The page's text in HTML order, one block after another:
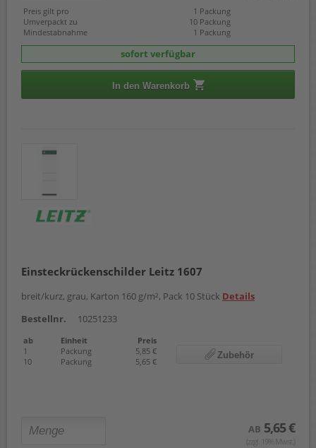
Preis gilt pro
1 Packung
Umverpackt zu
10 Packung
Mindestabnahme
1 Packung
sofort verfügbar
In den Warenkorb
Einsteckrückenschilder Leitz 1607
breit/kurz, grau, Karton 160 g/m², Pack 10 Stück Details
Bestellnr.
10251233
ab Einheit
Preis
1
Packung
5,85 €
10
Packung 5,65 €
Zubehör
AB 5,65 €
(zzgl. 19% Mwst.)